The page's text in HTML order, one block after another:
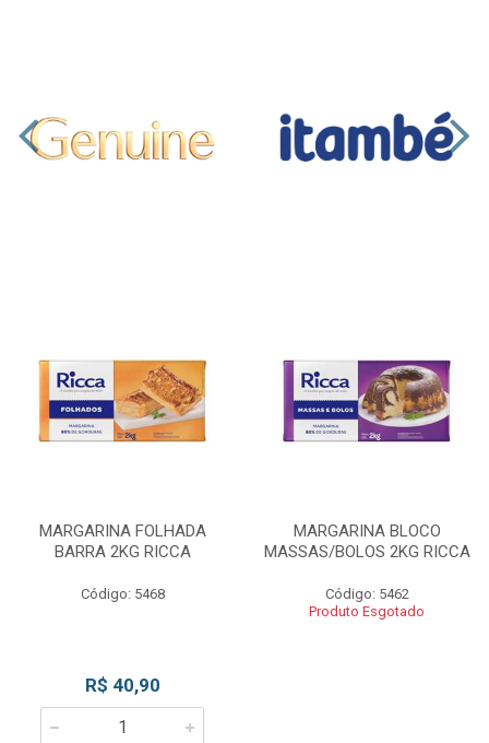
MARGARINA FOLHADA
BARRA 2KG RICCA
Código: 5468
R$ 40,90
MARGARINA BLOCO
MASSAS/BOLOS 2KG RICCA
Código: 5462
Produto Esgotado